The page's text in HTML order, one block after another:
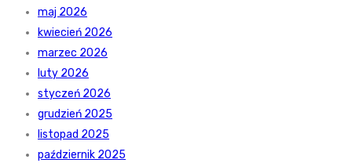
maj 2026
kwiecień 2026
marzec 2026
luty 2026
styczeń 2026
grudzień 2025
listopad 2025
październik 2025